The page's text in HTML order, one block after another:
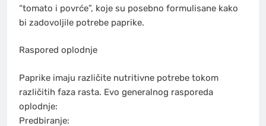
“tomato i povrće”, koje su posebno formulisane kako
bi zadovoljile potrebe paprike.
Raspored oplodnje
Paprike imaju različite nutritivne potrebe tokom
različitih faza rasta. Evo generalnog rasporeda
oplodnje:
Predbiranje: